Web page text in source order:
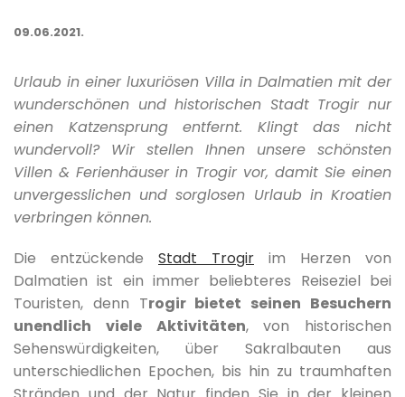
09.06.2021.
Urlaub in einer luxuriösen Villa in Dalmatien mit der
wunderschönen und historischen Stadt Trogir nur
einen Katzensprung entfernt. Klingt das nicht
wundervoll? Wir stellen Ihnen unsere schönsten
Villen & Ferienhäuser in Trogir vor, damit Sie einen
unvergesslichen und sorglosen Urlaub in Kroatien
verbringen können.
Die entzückende Stadt Trogir im Herzen von
Dalmatien ist ein immer beliebteres Reiseziel bei
Touristen, denn Trogir bietet seinen Besuchern
unendlich viele Aktivitäten, von historischen
Sehenswürdigkeiten, über Sakralbauten aus
unterschiedlichen Epochen, bis hin zu traumhaften